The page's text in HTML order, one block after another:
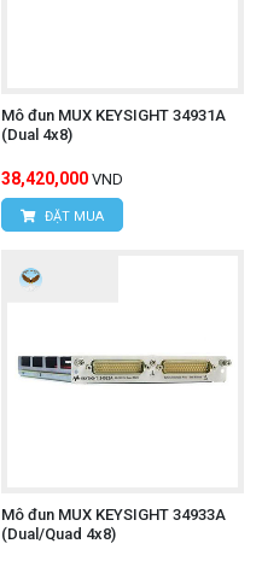
Mô đun MUX KEYSIGHT 34931A
(Dual 4x8)
38,420,000 VND
ĐẶT MUA
Mô đun MUX KEYSIGHT 34933A
(Dual/Quad 4x8)